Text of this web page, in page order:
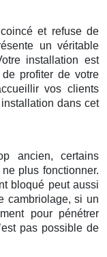
et refuse de
un véritable
installation est
profiter de votre
vos clients
dans cet
ancien, certains
plus fonctionner.
bloqué peut aussi
cambriolage, si un
pour pénétrer
pas possible de